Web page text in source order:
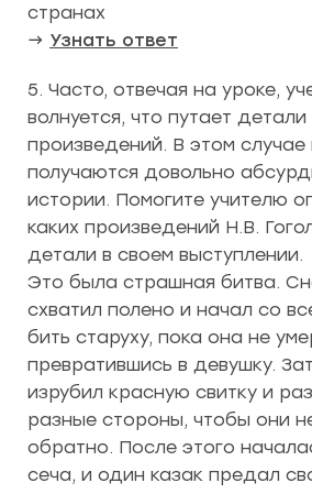
странах
→ Узнать ответ
5. Часто, отвечая на уроке,
волнуется, что путает
произведений. В этом случае
получаются довольно
истории. Помогите учителю
каких произведений Н.В.
детали в своем выступлении.
Это была страшная битва.
схватил полено и начал со
бить старуху, пока она не
превратившись в девушку.
изрубил красную свитку и
разные стороны, чтобы они
обратно. После этого
сеча, и один казак предал